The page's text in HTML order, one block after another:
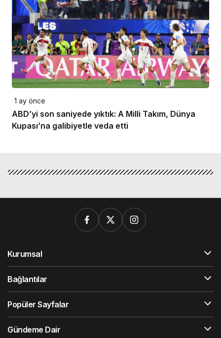
1 ay önce
ABD’yi son saniyede yıktık: A Milli Takım, Dünya
Kupası’na galibiyetle veda etti
Kurumsal
Bağlantılar
Popüler Sayfalar
Gündeme Dair